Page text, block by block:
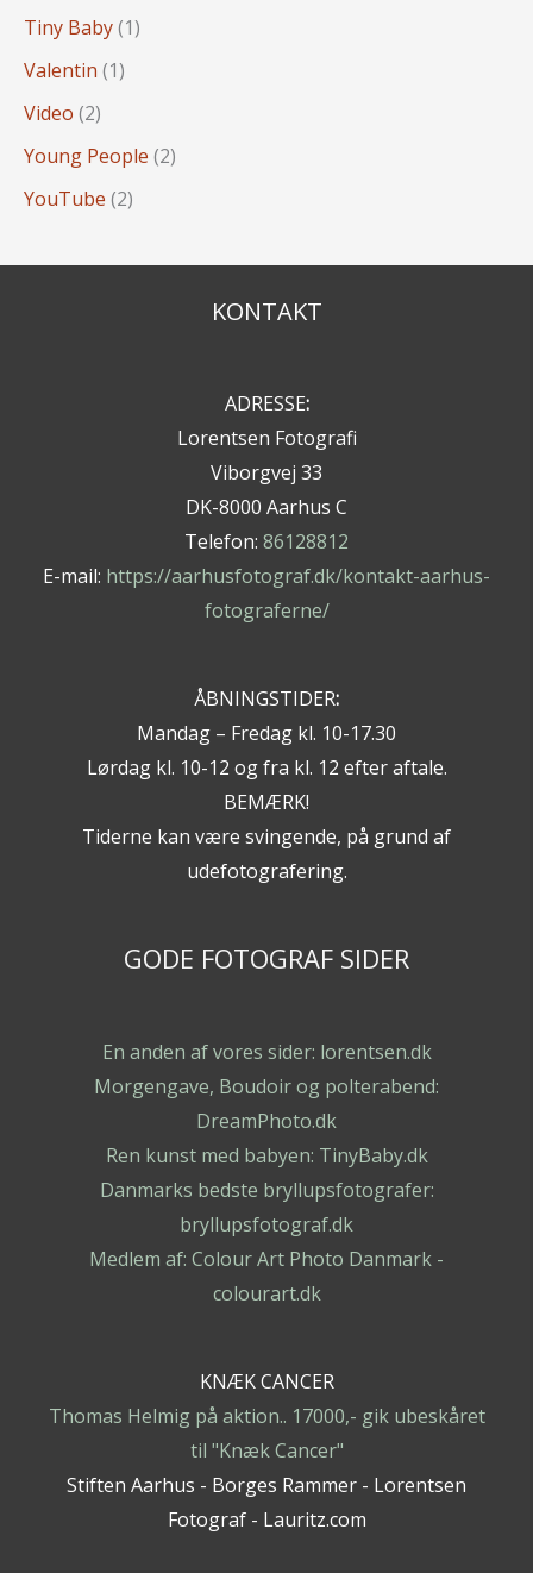
Tiny Baby(1)
Valentin (1)
Video (2)
Young People (2)
YouTube (2)
KONTAKT
ADRESSE:
Lorentsen Fotografi
Viborgvej 33
DK-8000 Aarhus C
Telefon: 86128812
E-mail: https://aarhusfotograf.dk/kontakt-aarhus-
fotograferne/
ÅBNINGSTIDER:
Mandag – Fredag kl. 10-17.30
Lørdag kl. 10-12 og fra kl. 12 efter aftale.
BEMÆRK!
Tiderne kan være svingende, på grund af
udefotografering.
GODE FOTOGRAF SIDER
En anden af vores sider: lorentsen.dk
Morgengave, Boudoir og polterabend:
DreamPhoto.dk
Ren kunst med babyen: TinyBaby.dk
Danmarks bedste bryllupsfotografer:
bryllupsfotograf.dk
Medlem af: Colour Art Photo Danmark -
colourart.dk
KNÆK CANCER
Thomas Helmig på aktion.. 17000,- gik ubeskåret
til "Knæk Cancer"
Stiften Aarhus - Borges Rammer - Lorentsen
Fotograf - Lauritz.com